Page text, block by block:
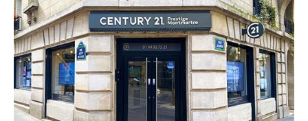
CENTURY 21 Prestige Montmartre
56 rue Caulaincourt
PARIS - 75018
Envoyer un message